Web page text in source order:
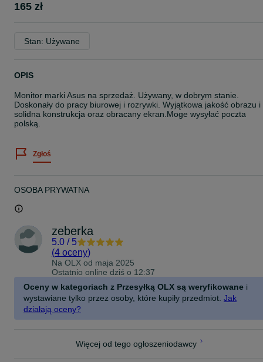
165 zł
Stan: Używane
OPIS
Monitor marki Asus na sprzedaż. Używany, w dobrym stanie.
Doskonały do pracy biurowej i rozrywki. Wyjątkowa jakość obrazu i
solidna konstrukcja oraz obracany ekran.Moge wysyłać poczta
polską.
Zgłoś
OSOBA PRYWATNA
zeberka
5.0 / 5
(4 oceny)
Na OLX od maja 2025
Ostatnio online dziś o 12:37
Oceny w kategoriach z Przesyłką OLX są weryfikowane i
wystawiane tylko przez osoby, które kupiły przedmiot. Jak
działają oceny?
Więcej od tego ogłoszeniodawcy